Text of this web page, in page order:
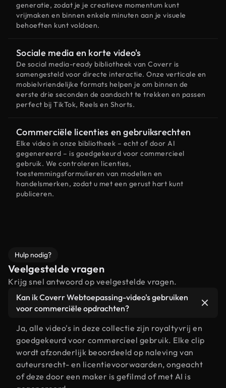
generatie, zodat je je creatieve momentum kunt
vrijmaken en binnen enkele minuten aan je visuele
behoeften kunt voldoen.
Sociale media en korte video's
De social media-ready bibliotheek van Coverr is
samengesteld voor directe interactie. Onze verticale en
mobielvriendelijke formats helpen je om binnen de
eerste drie seconden de aandacht te trekken en passen
perfect bij TikTok, Reels en Shorts.
Commerciële licenties en gebruiksrechten
Elke video in onze bibliotheek – echt of door AI
gegenereerd – is goedgekeurd voor commercieel
gebruik. We controleren licenties,
toestemmingsformulieren van modellen en
handelsmerken, zodat u met een gerust hart kunt
publiceren.
Hulp nodig?
Veelgestelde vragen
Krijg snel antwoord op veelgestelde vragen.
Kan ik Coverr Webtoepassing-video's gebruiken
voor commerciële opdrachten?
Ja, alle video's in deze collectie zijn royaltyvrij en
goedgekeurd voor commercieel gebruik. Elke clip
wordt afzonderlijk beoordeeld op naleving van
auteursrecht- en licentievoorwaarden, ongeacht
of deze door een maker is gefilmd of met AI is